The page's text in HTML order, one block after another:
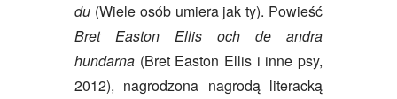
du (Wiele osób umiera jak ty). Powieść
Bret Easton Ellis och de andra
hundarna (Bret Easton Ellis i inne psy,
2012), nagrodzona nagrodą literacką